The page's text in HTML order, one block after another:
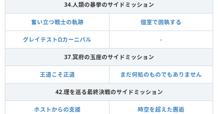
34.人類の暴挙のサイドミッション
奮い立つ戦士の軌跡 個室で固執する
グレイテストΩカーニバル -
37.冥府の玉座のサイドミッション
王道こそ正道 まだ何処のものでもありません
42.理を巡る最終決戦のサイドミッション
ホストからの支援 時空を超えた邂逅